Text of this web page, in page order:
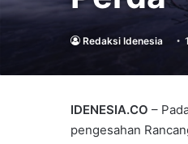
Redaksi Idenesia
IDENESIA.CO –
pengesahan